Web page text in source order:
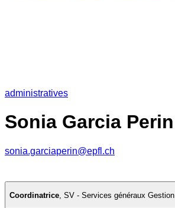
administratives
Sonia Garcia Perin
sonia.garciaperin@epfl.ch
Coordinatrice, SV - Services généraux Gestion